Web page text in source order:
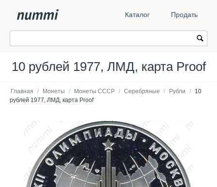
Каталог Продать
10 рублей 1977, ЛМД, карта Proof
Главная / Монеты / Монеты СССР / Серебряные / Рубли /
10
рублей 1977, ЛМД, карта Proof